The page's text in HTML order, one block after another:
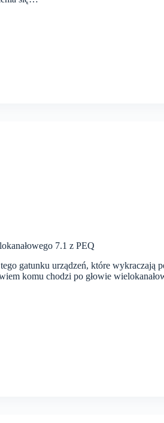
7.1 z PEQ
gatunku urządzeń, które wykraczają
komu chodzi po głowie